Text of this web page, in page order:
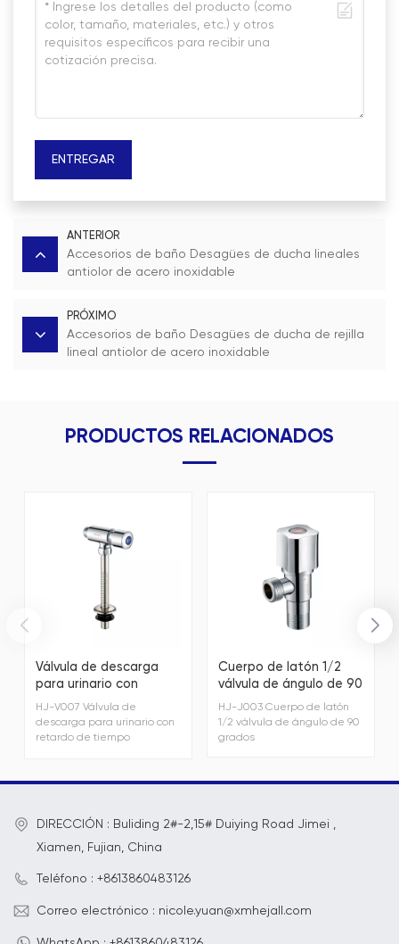
ENTREGAR
ANTERIOR
Accesorios de baño Desagües de ducha lineales
antiolor de acero inoxidable
PRÓXIMO
Accesorios de baño Desagües de ducha de rejilla
lineal antiolor de acero inoxidable
PRODUCTOS RELACIONADOS
Válvula de descarga
para urinario con
retardo de tiempo
ajustable de acero
inoxidable
HJ-V007 Válvula de
descarga para urinario con
retardo de tiempo
Cuerpo de latón 1/2
válvula de ángulo de 90
grados
HJ-J003 Cuerpo de latón
1/2 válvula de ángulo de 90
grados
DIRECCIÓN : Buliding 2#-2,15# Duiying Road Jimei ,
Xiamen, Fujian, China
Teléfono : +8613860483126
Correo electrónico : nicole.yuan@xmhejall.com